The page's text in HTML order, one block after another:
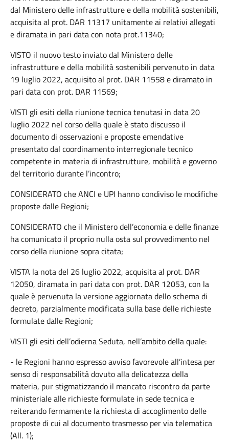
dal Ministero delle infrastrutture e della mobilità sostenibili,
acquisita al prot. DAR 11317 unitamente ai relativi allegati
e diramata in pari data con nota prot.11340;
VISTO il nuovo testo inviato dal Ministero delle
infrastrutture e della mobilità sostenibili pervenuto in data
19 luglio 2022, acquisito al prot. DAR 11558 e diramato in
pari data con prot. DAR 11569;
VISTI gli esiti della riunione tecnica tenutasi in data 20
luglio 2022 nel corso della quale è stato discusso il
documento di osservazioni e proposte emendative
presentato dal coordinamento interregionale tecnico
competente in materia di infrastrutture, mobilità e governo
del territorio durante l’incontro;
CONSIDERATO che ANCI e UPI hanno condiviso le modifiche
proposte dalle Regioni;
CONSIDERATO che il Ministero dell’economia e delle finanze
ha comunicato il proprio nulla osta sul provvedimento nel
corso della riunione sopra citata;
VISTA la nota del 26 luglio 2022, acquisita al prot. DAR
12050, diramata in pari data con prot. DAR 12053, con la
quale è pervenuta la versione aggiornata dello schema di
decreto, parzialmente modificata sulla base delle richieste
formulate dalle Regioni;
VISTI gli esiti dell’odierna Seduta, nell’ambito della quale:
- le Regioni hanno espresso avviso favorevole all’intesa per
senso di responsabilità dovuto alla delicatezza della
materia, pur stigmatizzando il mancato riscontro da parte
ministeriale alle richieste formulate in sede tecnica e
reiterando fermamente la richiesta di accoglimento delle
proposte di cui al documento trasmesso per via telematica
(All. 1);